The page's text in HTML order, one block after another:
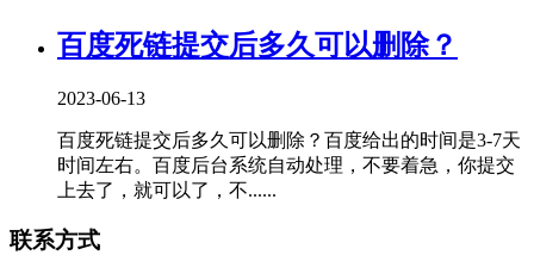
百度死链提交后多久可以删除？
2023-06-13
百度死链提交后多久可以删除？百度给出的时间是3-7天
时间左右。百度后台系统自动处理，不要着急，你提交
上去了，就可以了，不......
联系方式